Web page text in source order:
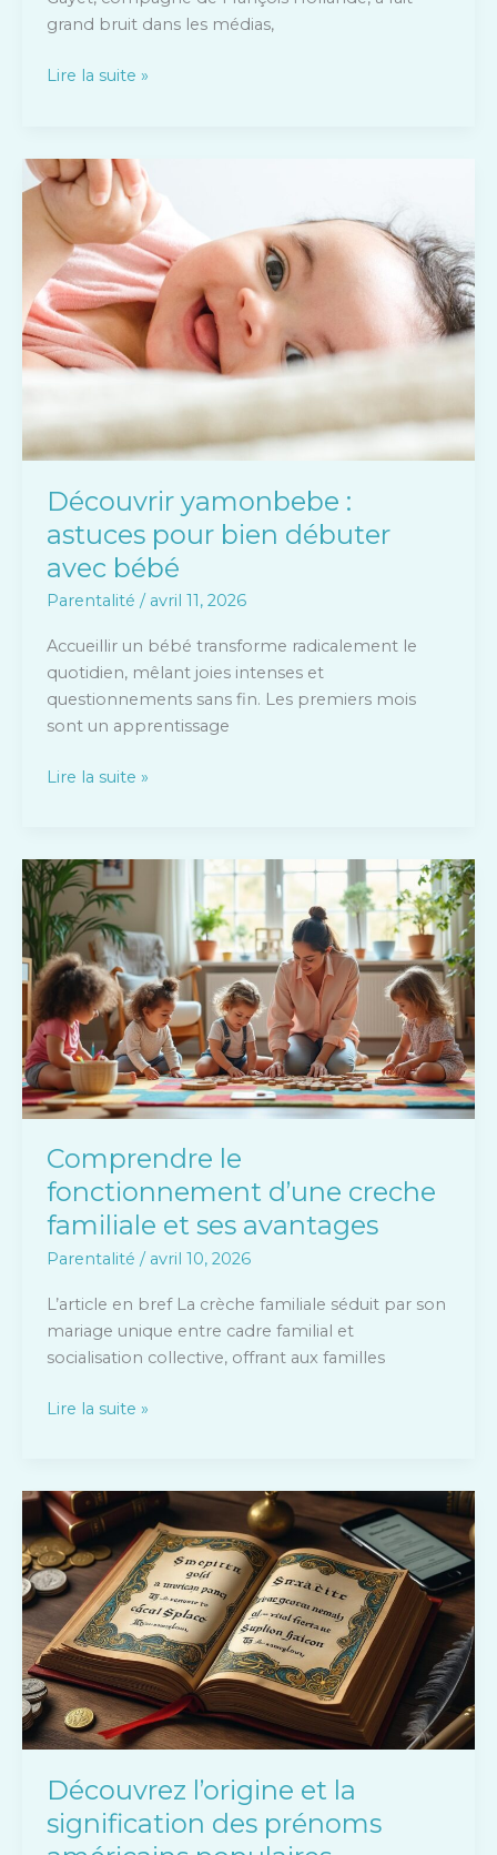
grand bruit dans les médias,
Lire la suite »
Découvrir yamonbebe :
astuces pour bien débuter
avec bébé
Parentalité / avril 11, 2026
Accueillir un bébé transforme radicalement le
quotidien, mêlant joies intenses et
questionnements sans fin. Les premiers mois
sont un apprentissage
Découvrir
yamonbebe
:
astuces
pour
bien
débuter
avec
Lire la suite »
Comprendre le
fonctionnement d’une creche
familiale et ses avantages
Parentalité / avril 10, 2026
L’article en bref La crèche familiale séduit par son
mariage unique entre cadre familial et
socialisation collective, offrant aux familles
Comprendre
le
fonctionnement
d’une
creche
familiale
et
ses
avantages
Lire la suite »
Découvrez l’origine et la
signification des prénoms
Découvrez
l’origine
et
la
signification
des
prénoms
américains
populaires